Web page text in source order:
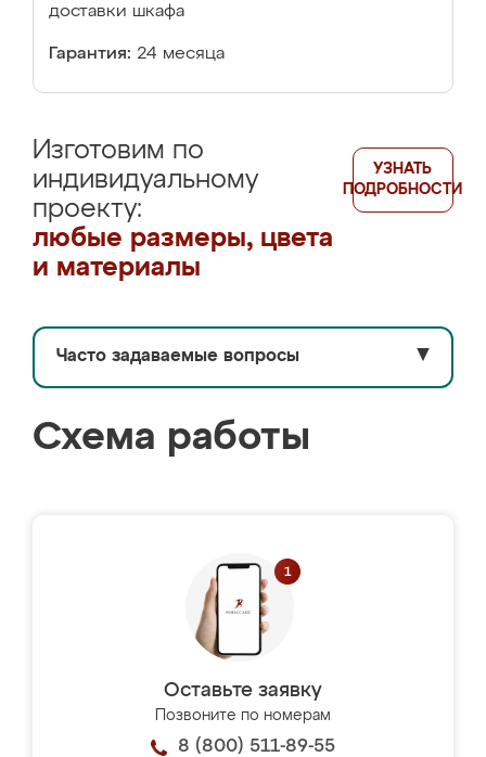
доставки шкафа
Гарантия: 24 месяца
Изготовим по
индивидуальному
проекту:
любые размеры, цвета
и материалы
УЗНАТЬ
ПОДРОБНОСТИ
Часто задаваемые вопросы ▼
Схема работы
Оставьте заявку
Позвоните по номерам
8 (800) 511-89-55